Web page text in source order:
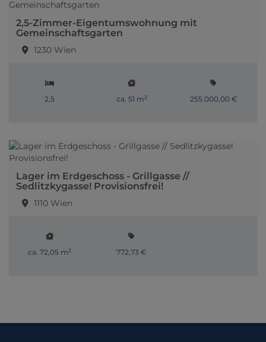
2,5-Zimmer-Eigentumswohnung mit
Gemeinschaftsgarten
1230 Wien
2,5 ca. 51 m2 255.000,00 €
Lager im Erdgeschoss - Grillgasse //
Sedlitzkygasse! Provisionsfrei!
1110 Wien
ca. 72,05 m2 772,73 €